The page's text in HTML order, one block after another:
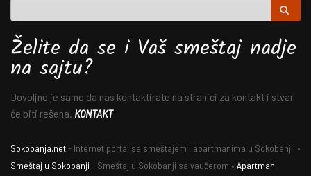
Želite da se i Vaš smeštaj nadje
na sajtu?
Dovoljno je samo da nas kontaktirate na stranici za kontakt i stvar
će biti rešena. KONTAKT
Sokobanja.net- Internet portal sa smeštajem i apartmanima u Sokobanji. •
Smeštaj u Sokobanji - Smeštaj u Sokobanji sa vaučerom • Apartmani